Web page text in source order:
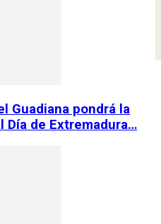
Guadiana pondrá la
Día de Extremadura…